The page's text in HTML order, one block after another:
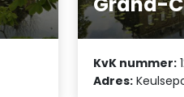
KvK nummer:
Adres: